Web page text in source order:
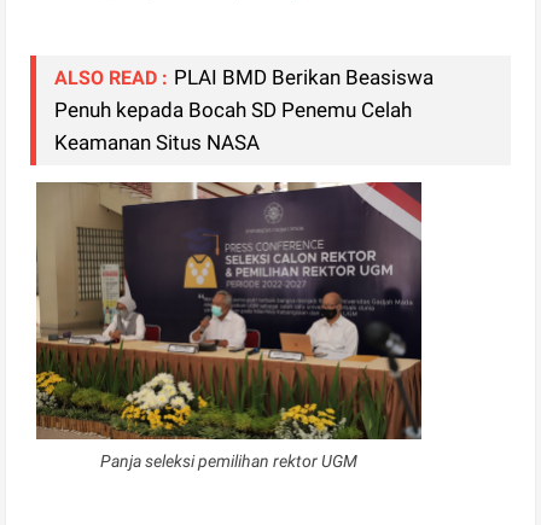
ALSO READ : PLAI BMD Berikan Beasiswa
Penuh kepada Bocah SD Penemu Celah
Keamanan Situs NASA
Panja seleksi pemilihan rektor UGM